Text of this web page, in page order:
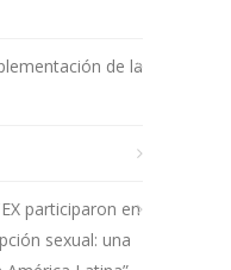
de la
participaron en
sexual: una